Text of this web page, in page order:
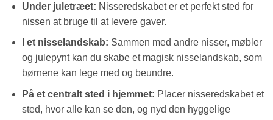
Under juletræet: Nisseredskabet er et perfekt sted for
nissen at bruge til at levere gaver.
I et nisselandskab: Sammen med andre nisser, møbler
og julepynt kan du skabe et magisk nisselandskab, som
børnene kan lege med og beundre.
På et centralt sted i hjemmet: Placer nisseredskabet et
sted, hvor alle kan se den, og nyd den hyggelige